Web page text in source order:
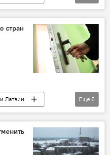
Латвии
стран
Латвии
рост цен
Еще 5